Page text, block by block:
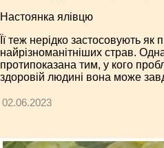
Настоянка ялівцю
Її теж нерідко застосовують як
найрізноманітніших страв.
протипоказана тим, у кого
здоровій людині вона може
02.06.2023